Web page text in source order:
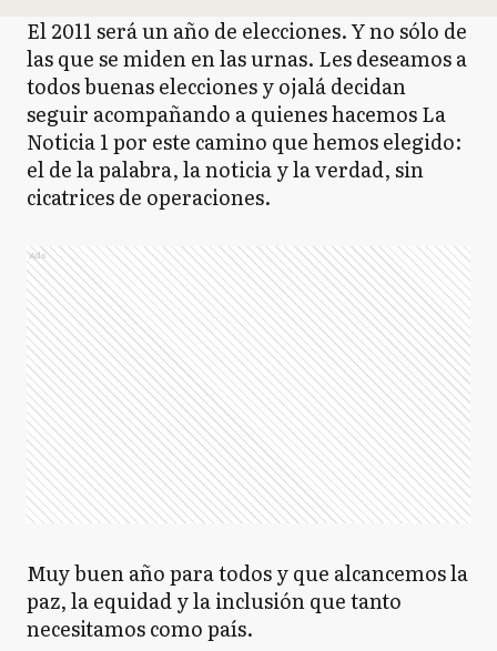
El 2011 será un año de elecciones. Y no sólo de
las que se miden en las urnas. Les deseamos a
todos buenas elecciones y ojalá decidan
seguir acompañando a quienes hacemos La
Noticia 1 por este camino que hemos elegido:
el de la palabra, la noticia y la verdad, sin
cicatrices de operaciones.
Ads
Muy buen año para todos y que alcancemos la
paz, la equidad y la inclusión que tanto
necesitamos como país.